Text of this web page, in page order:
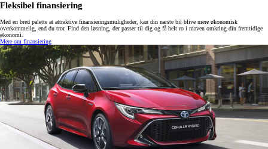
Fleksibel finansiering
Med en bred palette at attraktive finansieringsmuligheder, kan din næste bil blive mere økonomisk
overkommelig, end du tror. Find den løsning, der passer til dig og få helt ro i maven omkring din fremtidige
økonomi.
Mere om finansiering